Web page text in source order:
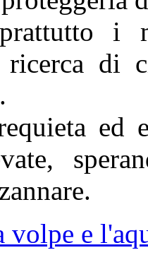
i
ricerca di
ed
volpe e